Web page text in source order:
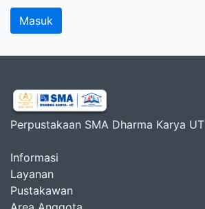
Perpustakaan SMA Dharma Karya UT
Informasi
Layanan
Pustakawan